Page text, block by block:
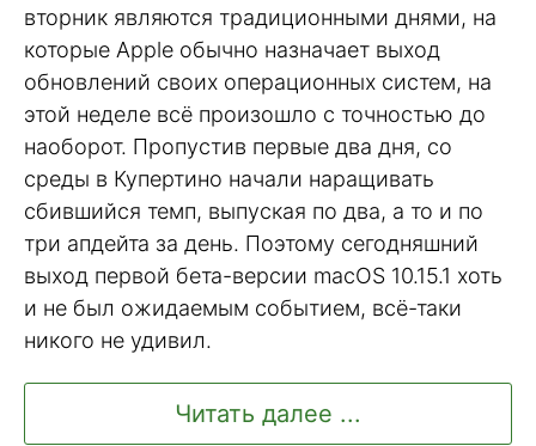
вторник являются традиционными днями, на
которые Apple обычно назначает выход
обновлений своих операционных систем, на
этой неделе всё произошло с точностью до
наоборот. Пропустив первые два дня, со
среды в Купертино начали наращивать
сбившийся темп, выпуская по два, а то и по
три апдейта за день. Поэтому сегодняшний
выход первой бета-версии macOS 10.15.1 хоть
и не был ожидаемым событием, всё-таки
никого не удивил.
Читать далее ...